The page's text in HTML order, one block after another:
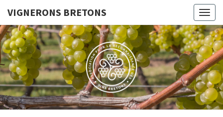
VIGNERONS BRETONS
Le Site De
L'Association
Pour La
Reconnaissance
Des Vins
Bretons